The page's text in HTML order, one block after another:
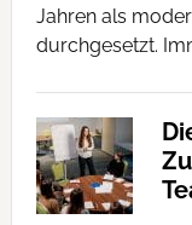
Jahren als
durchgesetzt.